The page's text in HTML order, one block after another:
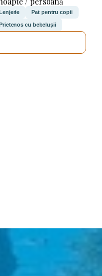
Lenjerie Pat pentru copii
Prietenos cu bebelușii